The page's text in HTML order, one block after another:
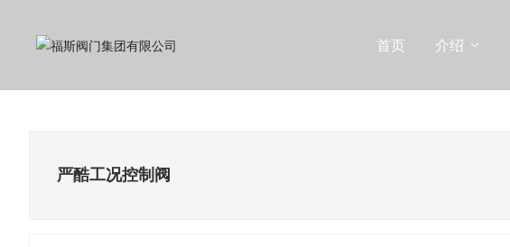
首页 介绍
严酷工况控制阀